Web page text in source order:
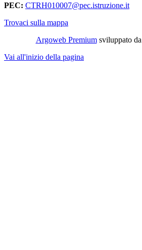
PEC: CTRH010007@pec.istruzione.it
Trovaci sulla mappa
Argoweb Premiumsviluppato da
Vai all'inizio della pagina